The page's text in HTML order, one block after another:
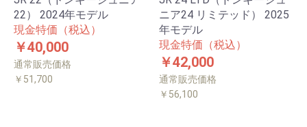
22） 2024年モデル
現金特価（税込）
￥40,000
通常販売価格
￥51,700
ニア24 リミテッド） 2025
年モデル
現金特価（税込）
￥42,000
通常販売価格
￥56,100